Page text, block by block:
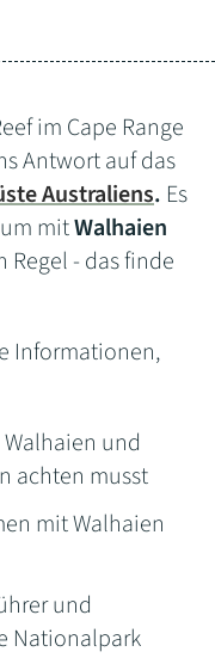
im Cape Range
Antwort auf das
Australiens. Es
mitWalhaien
Regel - das finde
Informationen,
und
achten musst
mit Walhaien
und
Nationalpark